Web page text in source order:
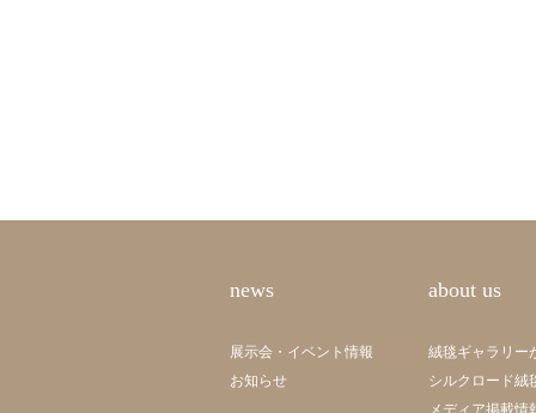
news
展示会・イベント情報
お知らせ
about us
絨毯ギャラリー
シルクロード絨
メディア掲載情